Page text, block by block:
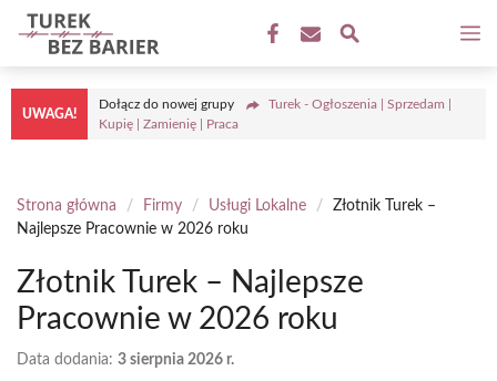
Przejdź
do
treści
UWAGA!
Dołącz do nowej grupy
Turek - Ogłoszenia | Sprzedam |
Kupię | Zamienię | Praca
Strona główna / Firmy / Usługi Lokalne /
Złotnik Turek –
Najlepsze Pracownie w 2026 roku
Złotnik Turek – Najlepsze
Pracownie w 2026 roku
Data dodania: 3 sierpnia 2026 r.